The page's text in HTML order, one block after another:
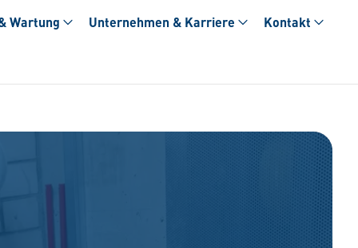
Wartung Unternehmen & Karriere Kontakt